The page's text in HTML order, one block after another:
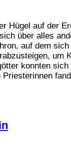
Hügel auf der
über alles
auf dem sich
um
konnten sich